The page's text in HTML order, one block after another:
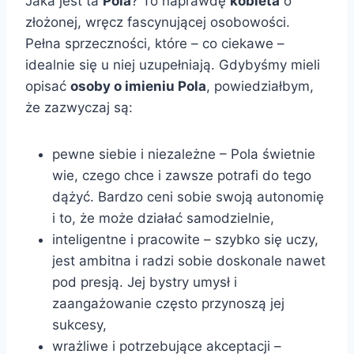
złożonej, wręcz fascynującej osobowości.
Pełna sprzeczności, które – co ciekawe –
idealnie się u niej uzupełniają. Gdybyśmy mieli
opisać osoby o imieniu Pola, powiedziałbym,
że zazwyczaj są:
pewne siebie i niezależne – Pola świetnie
wie, czego chce i zawsze potrafi do tego
dążyć. Bardzo ceni sobie swoją autonomię
i to, że może działać samodzielnie,
inteligentne i pracowite – szybko się uczy,
jest ambitna i radzi sobie doskonale nawet
pod presją. Jej bystry umysł i
zaangażowanie często przynoszą jej
sukcesy,
wrażliwe i potrzebujące akceptacji –